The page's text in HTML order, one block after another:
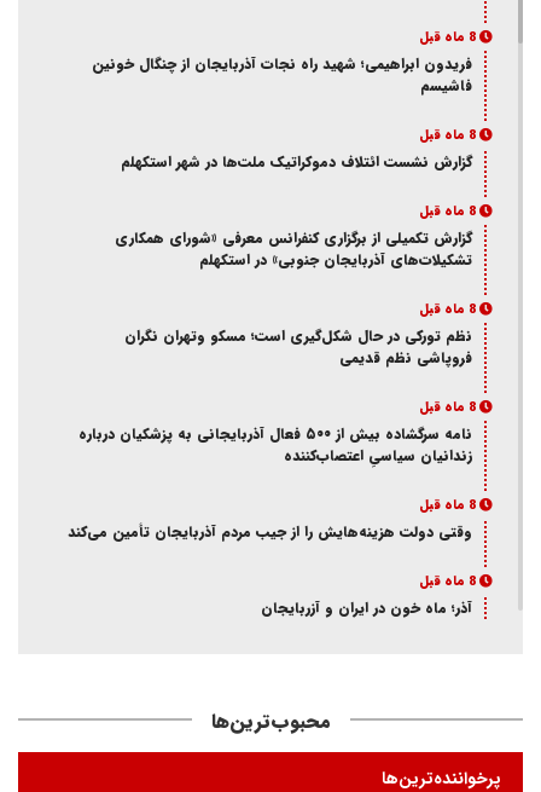
8 ماه قبل
فریدون ابراهیمی؛ شهید راه نجات آذربایجان از چنگال خونین
فاشیسم
8 ماه قبل
گزارش نشست ائتلاف دموکراتیک ملت‌ها در شهر استکهلم
8 ماه قبل
گزارش تکمیلی از برگزاری کنفرانس معرفی «شورای همکاری
تشکیلات‌های آذربایجان جنوبی» در استکهلم
8 ماه قبل
نظم تورکی در حال شکل‌گیری است؛ مسکو وتهران نگران
فروپاشی نظم قدیمی
8 ماه قبل
نامه سرگشاده بیش از ۵۰۰ فعال آذربایجانی به پزشکیان درباره
زندانیان سیاسیِ اعتصاب‌کننده
8 ماه قبل
وقتی دولت هزینه‌هایش را از جیب مردم آذربایجان تأمین می‌کند
8 ماه قبل
آذر؛ ماه خون در ایران و آزربایجان
ممانعت وزارت اطلاعات از حضور یک فعال آذربایجانی در تئاتر
«کوراوغلو» تبریز
محبوب‌ترین‌ها
پرخواننده‌ترین‌ها